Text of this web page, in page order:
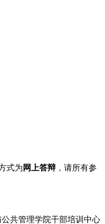
式为 网上答辩 ，请所有参
共管理学院干部培训中心